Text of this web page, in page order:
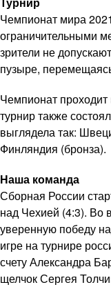
Чемпионат мира
ограничительными
зрители не
пузыре,
Чемпионат
турнир также
выглядела так:
Финляндия (бронза).
Наша команда
Сборная России
над Чехией (4:3). Во
уверенную победу
игре на турнире
счету Александра
щелчок Сергея